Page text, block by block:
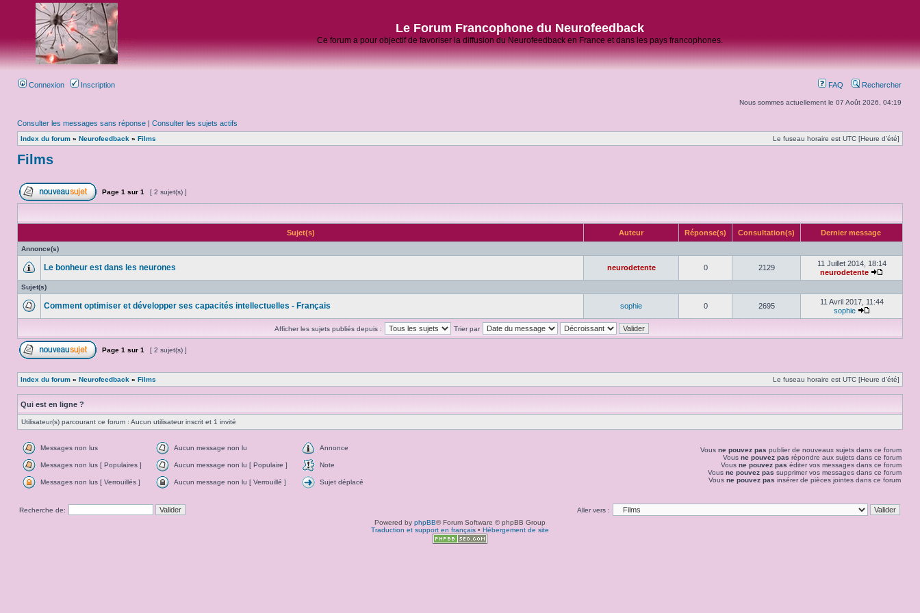
Le Forum Francophone du Neurofeedback
Ce forum a pour objectif de favoriser la diffusion du Neurofeedback en France et dans les pays francophones.
Connexion Inscription FAQ Rechercher
Nous sommes actuellement le 07 Août 2026, 04:19
Consulter les messages sans réponse | Consulter les sujets actifs
Index du forum » Neurofeedback » Films Le fuseau horaire est UTC [Heure d’été]
Films
Page 1 sur 1 [ 2 sujet(s) ]
Sujet(s) Auteur Réponse(s) Consultation(s) Dernier message
Annonce(s)
Le bonheur est dans les neurones neurodetente 0 2129
11 Juillet 2014, 18:14
neurodetente
Sujet(s)
Comment optimiser et développer ses capacités intellectuelles - Français sophie 0 2695
11 Avril 2017, 11:44
sophie
Afficher les sujets publiés depuis : Trier par
Page 1 sur 1 [ 2 sujet(s) ]
Index du forum » Neurofeedback » Films Le fuseau horaire est UTC [Heure d’été]
Qui est en ligne ?
Utilisateur(s) parcourant ce forum : Aucun utilisateur inscrit et 1 invité
Messages non lus Aucun message non lu Annonce
Messages non lus [ Populaires ] Aucun message non lu [ Populaire ] Note
Messages non lus [ Verrouillés ] Aucun message non lu [ Verrouillé ] Sujet déplacé
Vous ne pouvez pas publier de nouveaux sujets dans ce forum
Vous ne pouvez pas répondre aux sujets dans ce forum
Vous ne pouvez pas éditer vos messages dans ce forum
Vous ne pouvez pas supprimer vos messages dans ce forum
Vous ne pouvez pas insérer de pièces jointes dans ce forum
Recherche de:
Aller vers :
Powered by phpBB® Forum Software © phpBB Group
Traduction et support en français • Hébergement de site